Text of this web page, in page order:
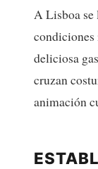
A Lisboa se
condiciones
deliciosa
cruzan
animación